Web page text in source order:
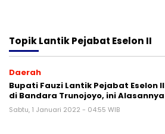
TopikLantik Pejabat Eselon II
Daerah
Bupati Fauzi Lantik Pejabat Eselon II
di Bandara Trunojoyo, ini Alasannya
Sabtu, 1 Januari 2022 - 04:55 WIB